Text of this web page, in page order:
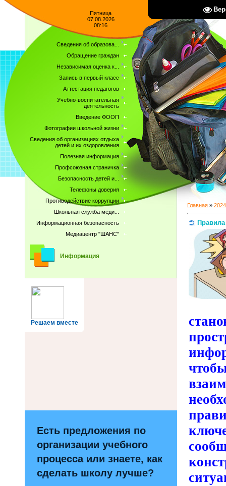
Пятница
07.08.2026
08:16
Сведения об образова...
Обращение граждан
Независимая оценка к...
Запись в первый класс
Аттестация педагогов
Учебно-воспитательная
деятельность
Введение ФООП
Фотографии школьной жизни
Сведения об организациях отдыха
детей и их оздоровления
Полезная информация
Профсоюзная страничка
Безопасность детей и...
Телефоны доверия
Противодействие коррупции
Школьная служба меди...
Информационная безопасность
Медиацентр "ШАНС"
Информация
Решаем вместе
Есть предложения по
организации учебного
процесса или знаете, как
сделать школу лучше?
Главная » 2024